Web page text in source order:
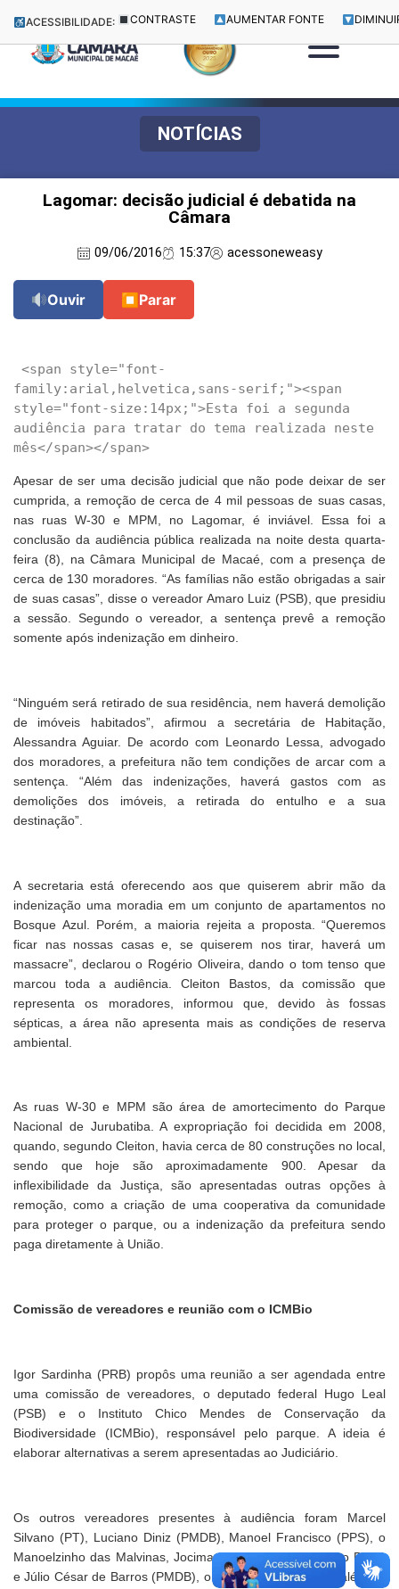
ACESSIBILIDADE: CONTRASTE AUMENTAR FONTE
NOTÍCIAS
Lagomar: decisão judicial é debatida na
Câmara
09/06/2016 15:37 acessoneweasy
Ouvir ⏹ Parar
family:arial,helvetica,sans-serif;"><span
style="font-size:14px;">Esta foi a segunda
audiência para tratar do tema realizada neste
Apesar de ser uma decisão judicial que não pode deixar de ser
cumprida, a remoção de cerca de 4 mil pessoas de suas casas,
nas ruas W-30 e MPM, no Lagomar, é inviável. Essa foi a
conclusão da audiência pública realizada na noite desta quarta-
feira (8), na Câmara Municipal de Macaé, com a presença de
cerca de 130 moradores. “As famílias não estão obrigadas a sair
de suas casas”, disse o vereador Amaro Luiz (PSB), que presidiu
a sessão. Segundo o vereador, a sentença prevê a remoção
somente após indenização em dinheiro.
“Ninguém será retirado de sua residência, nem haverá demolição
de imóveis habitados”, afirmou a secretária de Habitação,
Alessandra Aguiar. De acordo com Leonardo Lessa, advogado
dos moradores, a prefeitura não tem condições de arcar com a
sentença. “Além das indenizações, haverá gastos com as
demolições dos imóveis, a retirada do entulho e a sua
destinação”.
A secretaria está oferecendo aos que quiserem abrir mão da
indenização uma moradia em um conjunto de apartamentos no
Bosque Azul. Porém, a maioria rejeita a proposta. “Queremos
ficar nas nossas casas e, se quiserem nos tirar, haverá um
massacre”, declarou o Rogério Oliveira, dando o tom tenso que
marcou toda a audiência. Cleiton Bastos, da comissão que
representa os moradores, informou que, devido às fossas
sépticas, a área não apresenta mais as condições de reserva
ambiental.
As ruas W-30 e MPM são área de amortecimento do Parque
Nacional de Jurubatiba. A expropriação foi decidida em 2008,
quando, segundo Cleiton, havia cerca de 80 construções no local,
sendo que hoje são aproximadamente 900. Apesar da
inflexibilidade da Justiça, são apresentadas outras opções à
remoção, como a criação de uma cooperativa da comunidade
para proteger o parque, ou a indenização da prefeitura sendo
paga diretamente à União.
Comissão de vereadores e reunião com o ICMBio
Igor Sardinha (PRB) propôs uma reunião a ser agendada entre
uma comissão de vereadores, o deputado federal Hugo Leal
(PSB) e o Instituto Chico Mendes de Conservação da
Biodiversidade (ICMBio), responsável pelo parque. A ideia é
elaborar alternativas a serem apresentadas ao Judiciário.
Os outros vereadores presentes à audiência foram Marcel
Silvano (PT), Luciano Diniz (PMDB), Manoel Francisco (PPS), o
Manoelzinho das Malvinas, Jocimar de Oliveira (PMDB), o Boca,
e Júlio César de Barros (PMDB), o Julinho do Aeroporto, além do